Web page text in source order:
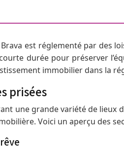
est réglementé par des
durée pour préserver
immobilier dans la
prisées
une grande variété de
Voici un aperçu des